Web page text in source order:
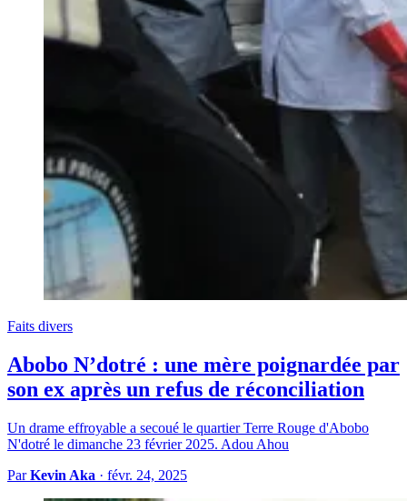
Faits divers
Abobo N’dotré : une mère poignardée par
son ex après un refus de réconciliation
Un drame effroyable a secoué le quartier Terre Rouge d'Abobo
N'dotré le dimanche 23 février 2025. Adou Ahou
ParKevin Aka · févr. 24, 2025